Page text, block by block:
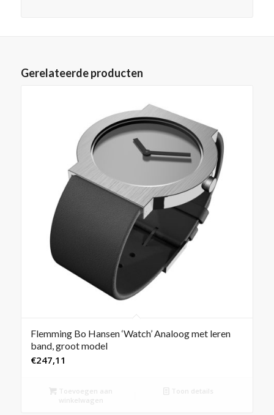
Gerelateerde producten
Flemming Bo Hansen ‘Watch’ Analoog met leren
band, groot model
€247,11
Toevoegen aan
winkelwagen
Toon details